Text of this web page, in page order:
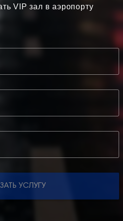
УСЛУГУ
VIP зал в аэропорту